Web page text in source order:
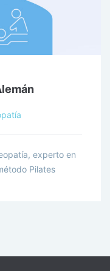
experto en
Pilates